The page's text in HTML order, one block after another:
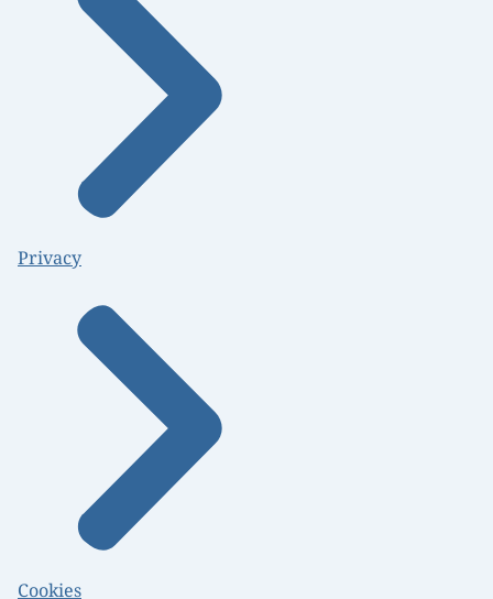
Privacy
Cookies